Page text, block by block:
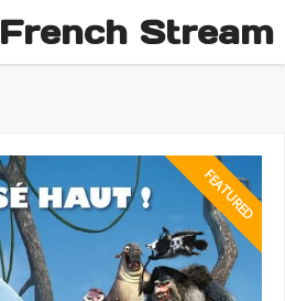
French Stream